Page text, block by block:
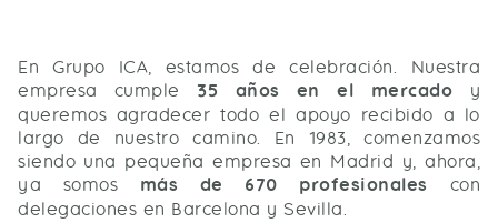
En Grupo ICA, estamos de celebración. Nuestra
empresa cumple 35 años en el mercado y
queremos agradecer todo el apoyo recibido a lo
largo de nuestro camino. En 1983, comenzamos
siendo una pequeña empresa en Madrid y, ahora,
ya somos más de 670 profesionales con
delegaciones en Barcelona y Sevilla.